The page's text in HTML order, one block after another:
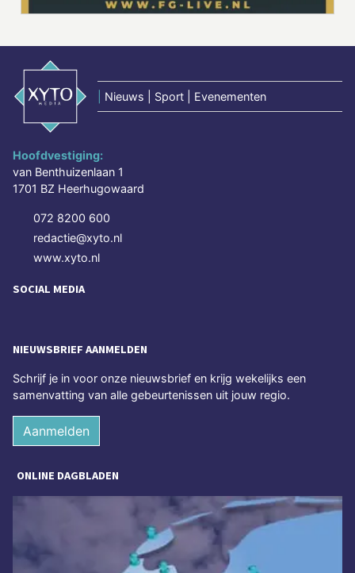
Nieuws | Sport | Evenementen
Hoofdvestiging:
van Benthuizenlaan 1
1701 BZ Heerhugowaard
072 8200 600
redactie@xyto.nl
www.xyto.nl
SOCIAL MEDIA
NIEUWSBRIEF AANMELDEN
Schrijf je in voor onze nieuwsbrief en krijg wekelijks een
samenvatting van alle gebeurtenissen uit jouw regio.
Aanmelden
ONLINE DAGBLADEN